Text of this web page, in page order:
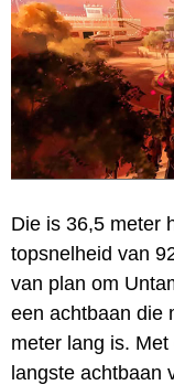
Die is 36,5 meter
topsnelheid van
van plan om
een achtbaan die
meter lang is.
langste achtbaan